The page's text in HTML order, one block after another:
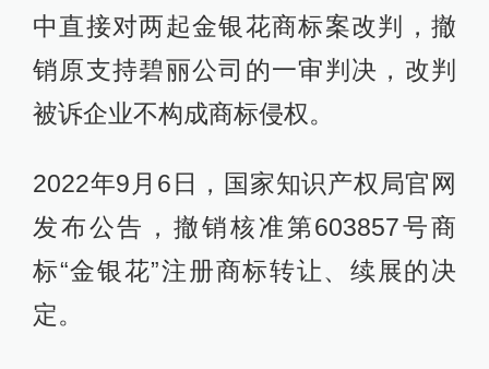
中直接对两起金银花商标案改判，撤
销原支持碧丽公司的一审判决，改判
被诉企业不构成商标侵权。
2022年9月6日，国家知识产权局官网
发布公告，撤销核准第603857号商
标“金银花”注册商标转让、续展的决
定。